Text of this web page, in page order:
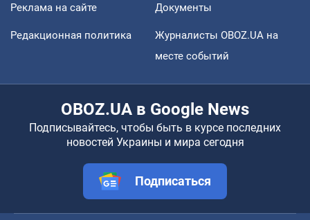
Реклама на сайте Документы
Редакционная политика
Журналисты OBOZ.UA на
месте событий
OBOZ.UA в Google News
Подписывайтесь, чтобы быть в курсе последних
новостей Украины и мира сегодня
Подписаться